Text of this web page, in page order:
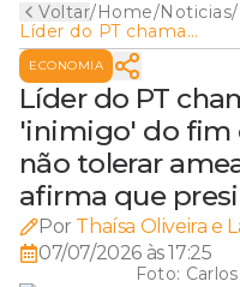
Voltar/Home/Noticias/
Líder do PT chama
Alcolumbre de 'inimigo'
fim da 6x1, e senador diz
tolerar ameaça Pedro
afirma que president
ECONOMIA
Líder do PT
'inimigo' do fim
não tolerar
afirma que
Por Thaísa Oliveira e
07/07/2026 às 17:25
Foto: